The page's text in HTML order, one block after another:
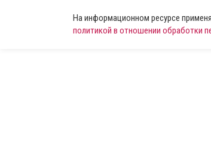
На информационном ресурсе
политикой в отношении обработки